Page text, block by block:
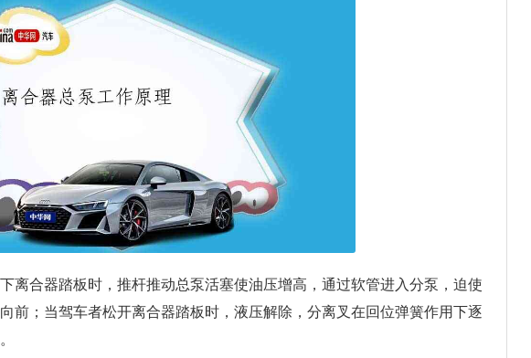
离合器踏板时，推杆推动总泵活塞使油压增高，通过软管进入分泵，迫使
前；当驾车者松开离合器踏板时，液压解除，分离叉在回位弹簧作用下逐